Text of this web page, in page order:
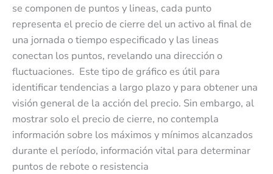
se componen de puntos y lineas, cada punto
representa el precio de cierre del un activo al final de
una jornada o tiempo especificado y las lineas
conectan los puntos, revelando una dirección o
fluctuaciones. Este tipo de gráfico es útil para
identificar tendencias a largo plazo y para obtener una
visión general de la acción del precio. Sin embargo, al
mostrar solo el precio de cierre, no contempla
información sobre los máximos y mínimos alcanzados
durante el período, información vital para determinar
puntos de rebote o resistencia